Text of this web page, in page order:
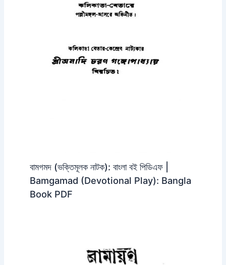
বামগমদ (ভক্তিমূলক নাটক): বাংলা বই পিডিএফ |
Bamgamad (Devotional Play): Bangla
Book PDF